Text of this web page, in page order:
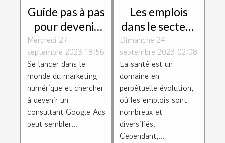
Guide pas à pas
pour devenir
consultant
Google Ads
Mercredi 27
septembre 2023 18:56
Se lancer dans le
monde du marketing
numérique et chercher
à devenir un
consultant Google Ads
peut sembler...
Les emplois
dans le secteur
de la santé :
perspectives et
défis
Dimanche 24
septembre 2023 02:08
La santé est un
domaine en
perpétuelle évolution,
où les emplois sont
nombreux et
diversifiés.
Cependant,...